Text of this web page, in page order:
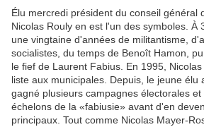
Élu mercredi président du conseil général
Nicolas Rouly en est l'un des symboles. À
une vingtaine d'années de militantisme,
socialistes, du temps de Benoît Hamon,
le fief de Laurent Fabius. En 1995,
liste aux municipales. Depuis, le jeune élu
gagné plusieurs campagnes électorales
échelons de la «fabiusie» avant d'en
principaux. Tout comme Nicolas Mayer-